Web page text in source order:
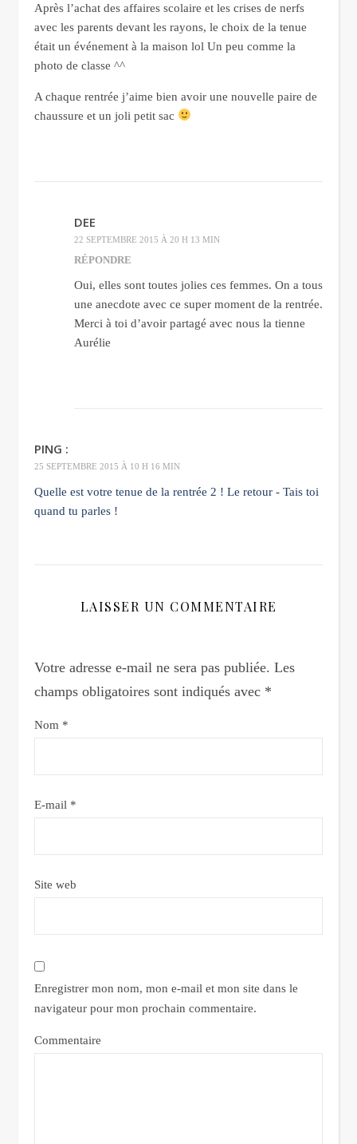
Après l’achat des affaires scolaire et les crises de nerfs
avec les parents devant les rayons, le choix de la tenue
était un événement à la maison lol Un peu comme la
photo de classe ^^
A chaque rentrée j’aime bien avoir une nouvelle paire de
chaussure et un joli petit sac
DEE
22 SEPTEMBRE 2015 À 20 H 13 MIN
RÉPONDRE
Oui, elles sont toutes jolies ces femmes. On a tous
une anecdote avec ce super moment de la rentrée.
Merci à toi d’avoir partagé avec nous la tienne
Aurélie
PING :
25 SEPTEMBRE 2015 À 10 H 16 MIN
Quelle est votre tenue de la rentrée 2 ! Le retour - Tais toi
quand tu parles !
LAISSER UN COMMENTAIRE
Votre adresse e-mail ne sera pas publiée. Les
champs obligatoires sont indiqués avec *
Nom *
E-mail *
Site web
Enregistrer mon nom, mon e-mail et mon site dans le
navigateur pour mon prochain commentaire.
Commentaire